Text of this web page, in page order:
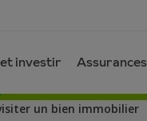
investir Assurances
un bien immobilier